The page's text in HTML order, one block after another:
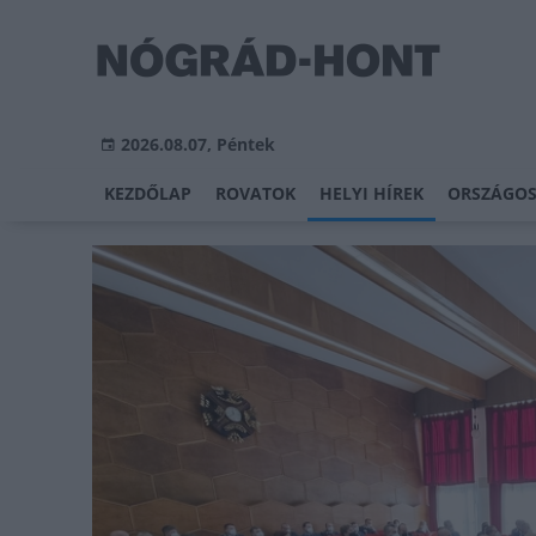
2026.08.07, Péntek
KEZDŐLAP ROVATOK HELYI HÍREK